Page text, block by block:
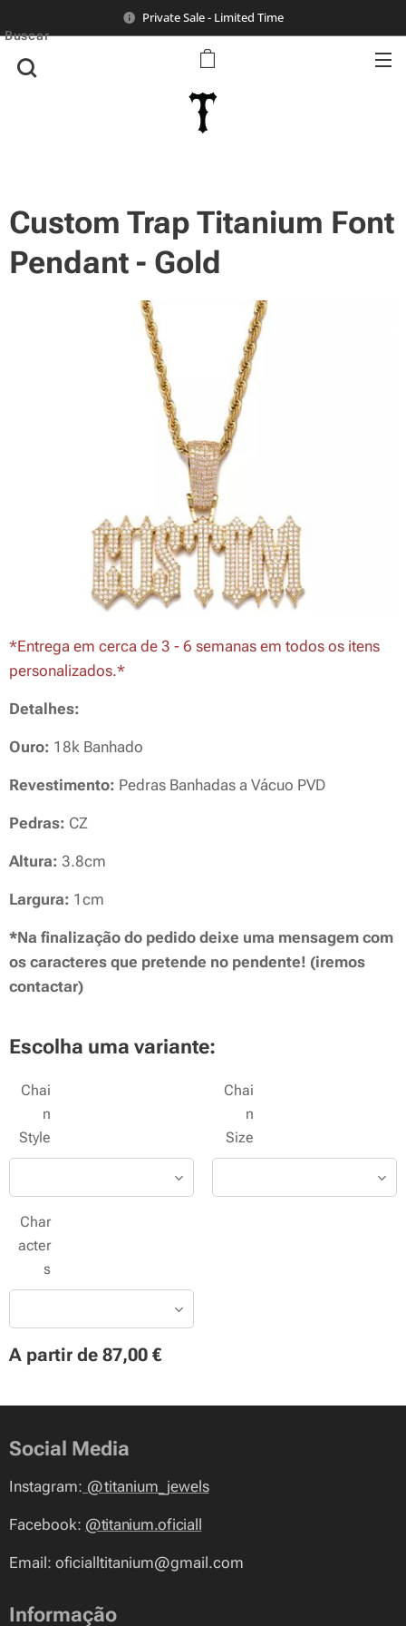
Private Sale - Limited Time
Buscar
Custom Trap Titanium Font
Pendant - Gold
*Entrega em cerca de 3 - 6 semanas em todos os itens
personalizados.*
Detalhes:
Ouro: 18k Banhado
Revestimento: Pedras Banhadas a Vácuo PVD
Pedras: CZ
Altura: 3.8cm
Largura: 1cm
*Na finalização do pedido deixe uma mensagem com
os caracteres que pretende no pendente! (iremos
contactar)
Escolha uma variante:
Chai
n
Style
Chai
n
Size
Char
acter
s
A partir de 87,00 €
Social Media
Instagram: @titanium_jewels
Facebook: @titanium.oficiall
Email: oficialltitanium@gmail.com
Informação